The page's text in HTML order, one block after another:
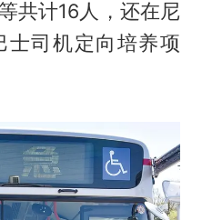
共计16人，还在尼
士司机定向培养项